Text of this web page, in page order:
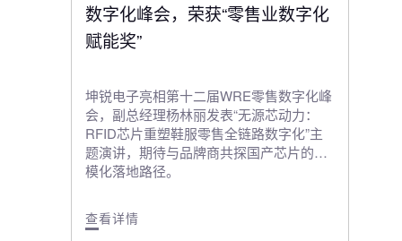
数字化峰会，荣获“零售业数字化
赋能奖”
坤锐电子亮相第十二届WRE零售数字化峰
会，副总经理杨林丽发表“无源芯动力：
RFID芯片重塑鞋服零售全链路数字化”主
题演讲，期待与品牌商共探国产芯片的规
模化落地路径。
查看详情